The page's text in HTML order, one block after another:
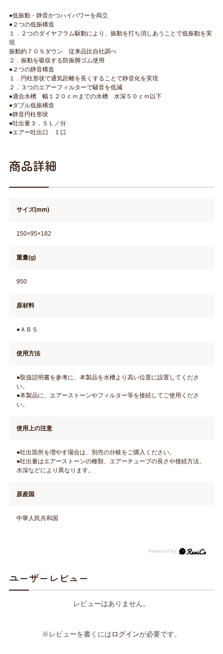
●低振動・静音かつハイパワーを両立
●２つの低振構造
１．２つのダイヤフラム駆動により、振動を打ち消しあうことで低振動を実
現
振動約７０％ダウン 従来品比自社調べ
２．振動を吸収する防振脚ゴム使用
●２つの静音構造
１．円柱形状で通気距離を長くすることで静音化を実現
２．３つのエアーフィルターで騒音を低減
●適合水槽 幅１２０ｃｍまでの水槽 水深５０ｃｍ以下
●ダブル低振構造
●静音円柱形状
●吐出量３．５Ｌ／分
●エアー吐出口 １口
商品詳細
サイズ(mm)
150×95×182
重量(g)
950
原材料
●ＡＢＳ
使用方法
●取扱説明書を参考に、本製品を水槽より高い位置に設置してくださ
い。
●本製品に、エアーストーンやフィルター等を接続してご使用くださ
い。
使用上の注意
●吐出箇所を増やす場合は、別売の分岐をご購入ください。
●吐出量はエアーストーンの種類、エアーチューブの長さや接続方法、
水深などにより異なります。
原産国
中華人民共和国
ユーザーレビュー
レビューはありません。
※レビューを書くにはログインが必要です。